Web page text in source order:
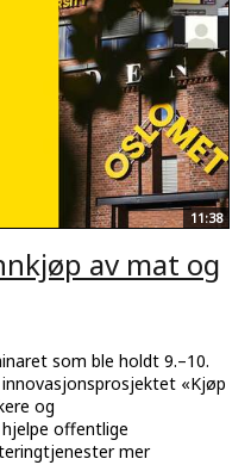
11:38
av mat og
som ble holdt 9.–10.
«Kjøp
og
offentlige
mer